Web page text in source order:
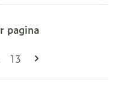
pagina
Pagina
13
pagina